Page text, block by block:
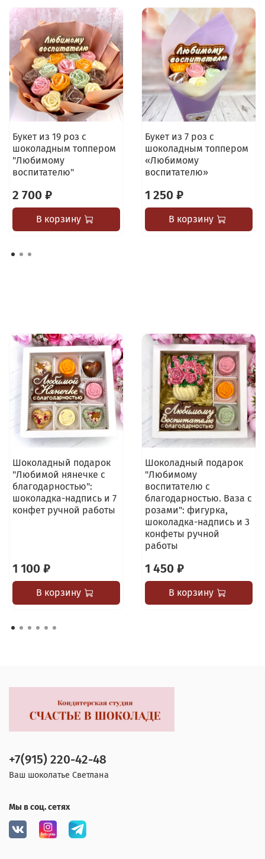
Букет из 19 роз с
шоколадным топпером
"Любимому
воспитателю"
2 700 ₽
В корзину
Букет из 7 роз с
шоколадным топпером
«Любимому
воспитателю»
1 250 ₽
В корзину
Шоколадный подарок
"Любимой нянечке с
благодарностью":
шоколадка-надпись и 7
конфет ручной работы
1 100 ₽
В корзину
Шоколадный подарок
"Любимому
воспитателю с
благодарностью. Ваза с
розами": фигурка,
шоколадка-надпись и 3
конфеты ручной
работы
1 450 ₽
В корзину
+7(915) 220-42-48
Ваш шоколатье Светлана
Мы в соц. сетях